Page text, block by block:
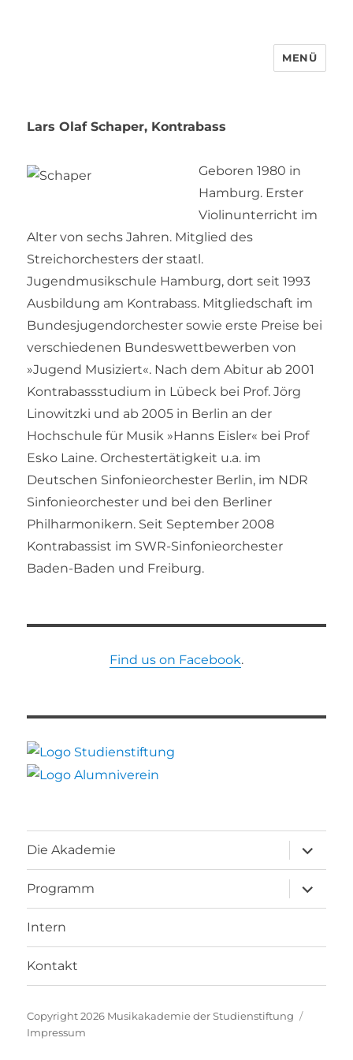
MENÜ
Lars Olaf Schaper, Kontrabass
Geboren 1980 in
Hamburg. Erster
Violinunterricht im
Alter von sechs Jahren. Mitglied des
Streichorchesters der staatl.
Jugendmusikschule Hamburg, dort seit 1993
Ausbildung am Kontrabass. Mitgliedschaft im
Bundesjugendorchester sowie erste Preise bei
verschiedenen Bundeswettbewerben von
»Jugend Musiziert«. Nach dem Abitur ab 2001
Kontrabassstudium in Lübeck bei Prof. Jörg
Linowitzki und ab 2005 in Berlin an der
Hochschule für Musik »Hanns Eisler« bei Prof
Esko Laine. Orchestertätigkeit u.a. im
Deutschen Sinfonieorchester Berlin, im NDR
Sinfonieorchester und bei den Berliner
Philharmonikern. Seit September 2008
Kontrabassist im SWR-Sinfonieorchester
Baden-Baden und Freiburg.
Find us on Facebook.
Die Akademie
öffnen
Programm
öffnen
Intern
Kontakt
Copyright2026 Musikakademie der Studienstiftung
Impressum